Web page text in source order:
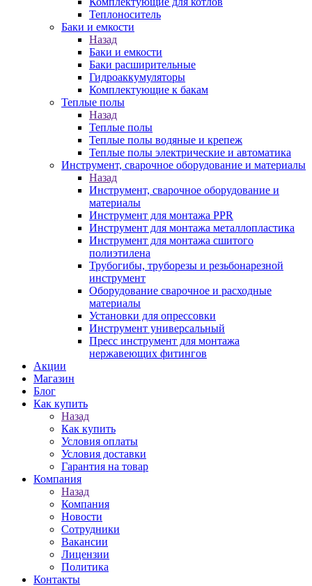
Теплоноситель
Баки и емкости
Назад
Баки и емкости
Баки расширительные
Гидроаккумуляторы
Комплектующие к бакам
Теплые полы
Назад
Теплые полы
Теплые полы водяные и крепеж
Теплые полы электрические и автоматика
Инструмент, сварочное оборудование и материалы
Назад
Инструмент, сварочное оборудование и
материалы
Инструмент для монтажа PPR
Инструмент для монтажа металлопластика
Инструмент для монтажа сшитого
полиэтилена
Трубогибы, труборезы и резьбонарезной
инструмент
Оборудование сварочное и расходные
материалы
Установки для опрессовки
Инструмент универсальный
Пресс инструмент для монтажа
нержавеющих фитингов
Акции
Магазин
Блог
Как купить
Назад
Как купить
Условия оплаты
Условия доставки
Гарантия на товар
Компания
Назад
Компания
Новости
Сотрудники
Вакансии
Лицензии
Политика
Контакты